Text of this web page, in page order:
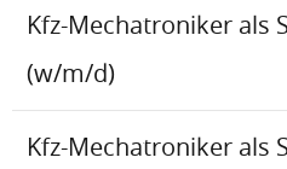
Kfz-Mechatroniker als
(w/m/d)
Kfz-Mechatroniker als